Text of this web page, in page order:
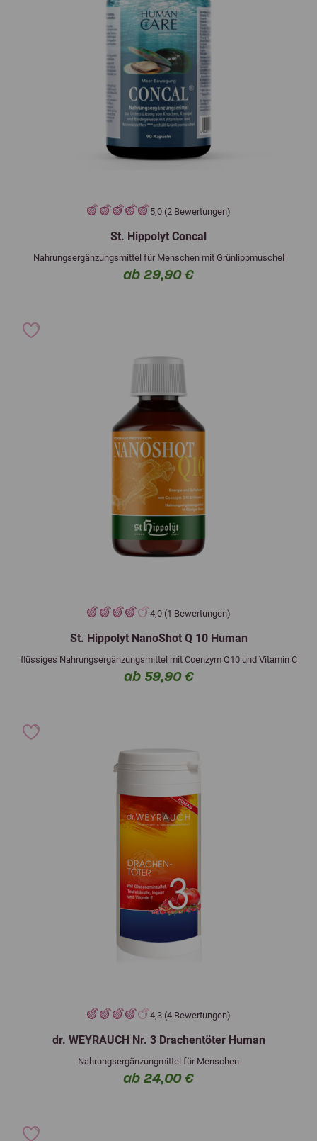
5,0 (2 Bewertungen)
St. Hippolyt Concal
Nahrungsergänzungsmittel für Menschen mit Grünlippmuschel
ab 29,90 €
4,0 (1 Bewertungen)
St. Hippolyt NanoShot Q 10 Human
flüssiges Nahrungsergänzungsmittel mit Coenzym Q10 und Vitamin C
ab 59,90 €
4,3 (4 Bewertungen)
dr. WEYRAUCH Nr. 3 Drachentöter Human
Nahrungsergänzungmittel für Menschen
ab 24,00 €